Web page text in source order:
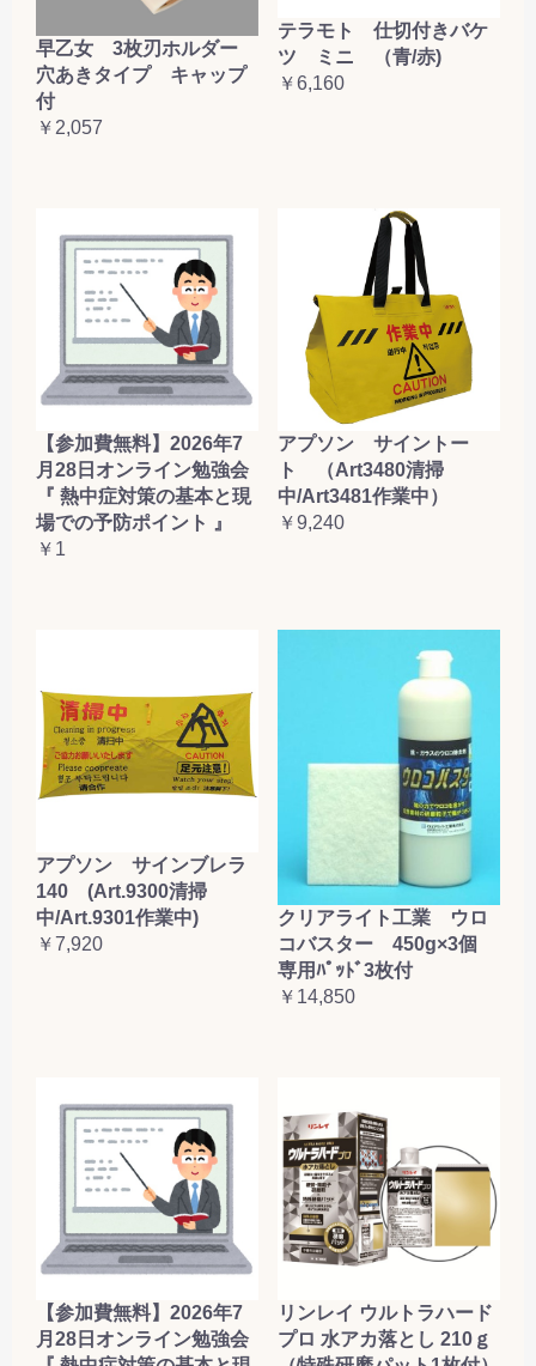
早乙女 3枚刃ホルダー
穴あきタイプ キャップ
付
￥2,057
テラモト 仕切付きバケ
ツ ミニ （青/赤)
￥6,160
【参加費無料】2026年7
月28日オンライン勉強会
『 熱中症対策の基本と現
場での予防ポイント 』
￥1
アプソン サイントー
ト （Art3480清掃
中/Art3481作業中）
￥9,240
アプソン サインブレラ
140 (Art.9300清掃
中/Art.9301作業中)
￥7,920
クリアライト工業 ウロ
コバスター 450g×3個
専用ﾊﾟｯﾄﾞ3枚付
￥14,850
【参加費無料】2026年7
月28日オンライン勉強会
リンレイ ウルトラハード
プロ 水アカ落とし 210ｇ